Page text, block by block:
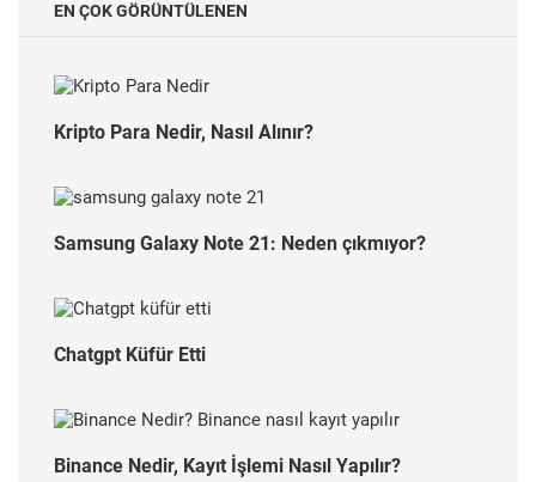
EN ÇOK GÖRÜNTÜLENEN
Kripto Para Nedir, Nasıl Alınır?
Samsung Galaxy Note 21: Neden çıkmıyor?
Chatgpt Küfür Etti
Binance Nedir, Kayıt İşlemi Nasıl Yapılır?